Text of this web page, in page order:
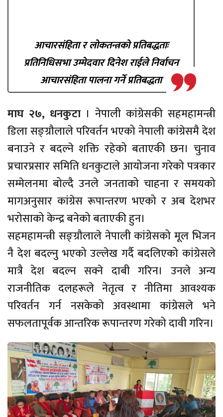
आचारसंहिता र लोकतन्त्रको प्रतिबद्धताः
प्रतिनिधिसभा उम्मेदवार दिनेश राईले निर्वाचन
आचारसंहिता पालना गर्ने प्रतिबद्धता
माघ २७, धनकुटा । नेपाली कांग्रेसकी सहमहामन्त्री
डिला सङ्ग्रौलाले परिवर्तन भएको नेपाली कांग्रेसमै देश
बनाउने र बदल्ने शक्ति रहेको बताएकी छन। चुनाव
प्रचारप्रसार समिति धनकुटाले आयोजना गरेको पत्रकार
सम्मेलनमा बोल्दै उनले जनताको चाहना र समयको
मागअनुसार कांग्रेस रूपान्तरण भएको र अब देशभर
भरोसाको केन्द्र बनेको बताएकी हुन।
सहमहामन्त्री सङ्ग्रौलाले नेपाली कांग्रेसको मूल भिजन
नै देश बदल्नु भएको उल्लेख गर्दै बदलिएको कांग्रेसले
मात्रै देश बदल्न सक्ने दाबी गरिन। उनले अन्य
राजनीतिक दलहरूले नेतृत्व र नीतिमा आवश्यक
परिवर्तन गर्न नसकेको अवस्थामा कांग्रेसले भने
सफलतापूर्वक आन्तरिक रूपान्तरण गरेको दावी गरिन।